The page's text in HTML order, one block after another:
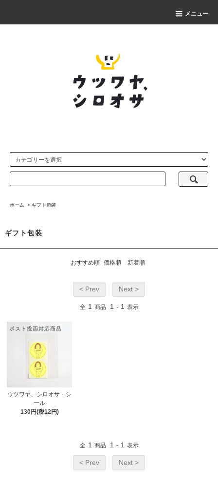
メニュー
ホーム > ギフト包装
ギフト包装
おすすめ順 価格順 新着順
< Prev Next >
全 1 商品 1 - 1 表示
ウツワヤ、シロオサ・シ
ール
130円(税12円)
全 1 商品 1 - 1 表示
< Prev Next >